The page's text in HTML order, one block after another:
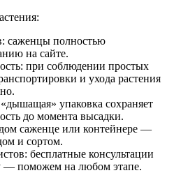
саженцы полностью
на сайте.
при соблюдении простых
и ухода растения
упаковка сохраняет
до момента высадки.
саженце или контейнере —
и сортом.
бесплатные консультации
— поможем на любом этапе.